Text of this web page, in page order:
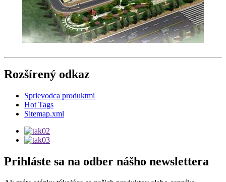
Rozšírený odkaz
Sprievodca produktmi
Hot Tags
Sitemap.xml
Prihláste sa na odber nášho newslettera